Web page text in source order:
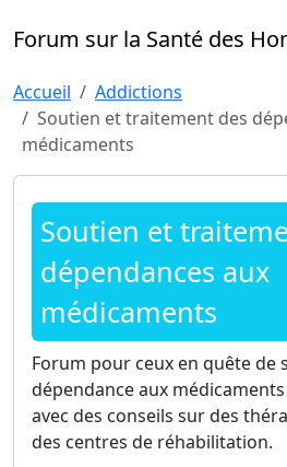
Forum sur la Santé des
Accueil
Addictions
Soutien et traitement des
médicaments
Soutien et
dépendances aux
médicaments
Forum pour ceux en quête de
dépendance aux
avec des conseils sur des
des centres de réhabilitation.